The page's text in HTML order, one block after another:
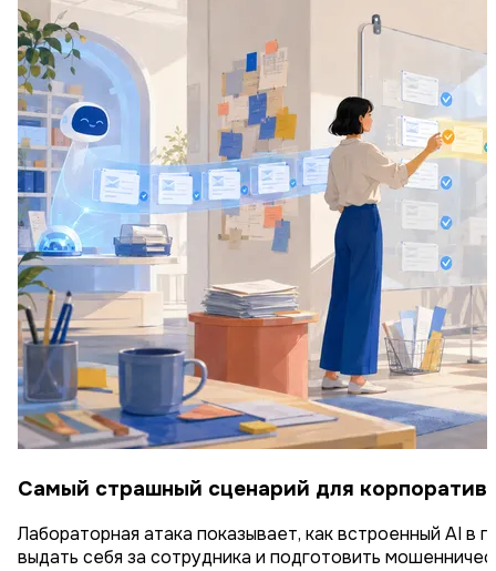
Самый страшный сценарий для
Лабораторная атака показывает, как встроенный AI в
выдать себя за сотрудника и подготовить